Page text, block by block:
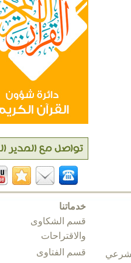
خدماتنا
قسم الشكاوى
والاقتراحات
قسم الفتاوى